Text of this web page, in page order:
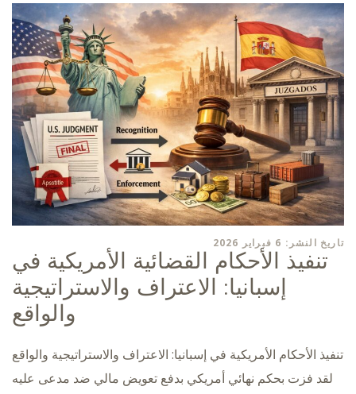
تاريخ النشر: 6 فبراير 2026
تنفيذ الأحكام القضائية الأمريكية في
إسبانيا: الاعتراف والاستراتيجية
والواقع
تنفيذ الأحكام الأمريكية في إسبانيا: الاعتراف والاستراتيجية والواقع
لقد فزت بحكم نهائي أمريكي بدفع تعويض مالي ضد مدعى عليه